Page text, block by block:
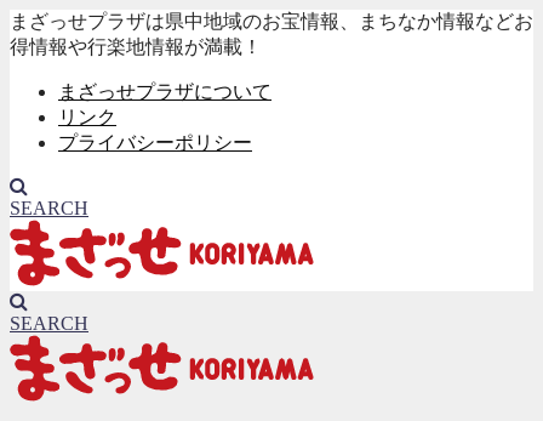
まざっせプラザは県中地域のお宝情報、まちなか情報などお
得情報や行楽地情報が満載！
まざっせプラザについて
リンク
プライバシーポリシー
SEARCH
SEARCH